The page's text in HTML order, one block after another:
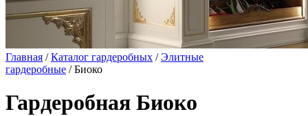
Главная /Каталог гардеробных /Элитные
гардеробные / Биоко
Гардеробная Биоко